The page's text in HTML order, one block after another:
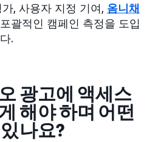
, 사용자 지정 기여, 옴니채
괄적인 캠페인 측정을 도입
.
광고에 액세스
해야 하며 어떤
나요?